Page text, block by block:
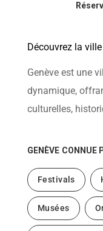
Découvrez la
Genève est une
dynamique,
culturelles,
GENÈVE CONNUE
Festivals
Musées